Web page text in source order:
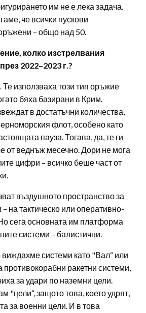
им не е лека задача.
че всички пускови
– общо над 50.
колко изстрелвания
2022–2023 г.?
използваха този тип оръжие
бяха базирани в Крим.
в достатъчни количества,
флот, особено като
пауза. Тогава, да, те ги
от веднъж месечно. Дори не мога
цифри – всичко беше част от
въздушното пространство за
– на тактическо или оперативно-
сега основната им платформа
системи – балистични.
системи като "Вал“ или
противокорабни ракетни системи,
за удари по наземни цели.
"цели“, защото това, което удрят,
за военни цели. И в това